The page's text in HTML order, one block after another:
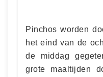
Pinchos worden
het eind van de
de middag
grote maaltijden